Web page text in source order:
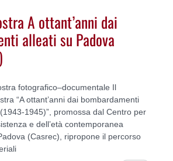
A ottant’anni dai
alleati su Padova
fotografico–documentale Il
“A ottant’anni dai bombardamenti
1945)”, promossa dal Centro per
e dell’età contemporanea
(Casrec), ripropone il percorso